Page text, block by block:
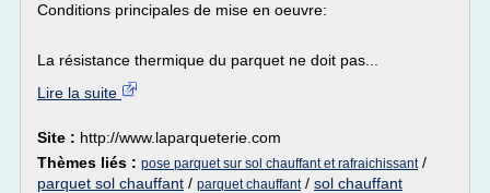
Conditions principales de mise en oeuvre:
La résistance thermique du parquet ne doit pas...
Lire la suite
Site : http://www.laparqueterie.com
Thèmes liés : pose parquet sur sol chauffant et rafraichissant/
parquet sol chauffant / parquet chauffant/ sol chauffant